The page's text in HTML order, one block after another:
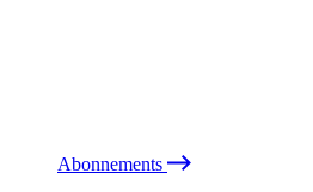
Abonnements